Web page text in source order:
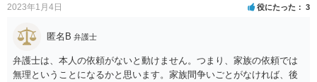
2023年1月4日 役にたった 3
匿名B 弁護士
弁護士は、本人の依頼がないと動けません。つまり、家族の依頼では
無理ということになるかと思います。家族間争いごとがなければ、後